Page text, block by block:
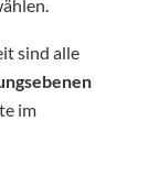
sind alle
im